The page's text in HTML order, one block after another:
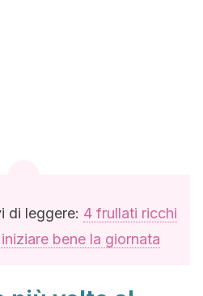
di leggere: 4 frullati ricchi
bene la giornata